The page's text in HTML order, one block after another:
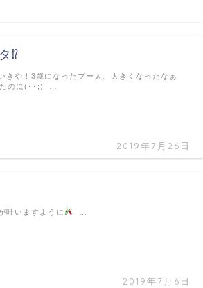
⁉︎
2019年7月26日
きや！3歳になったプー太、大きくなったなぁ
のに(･･;) …
2019年7月6日
叶いますように